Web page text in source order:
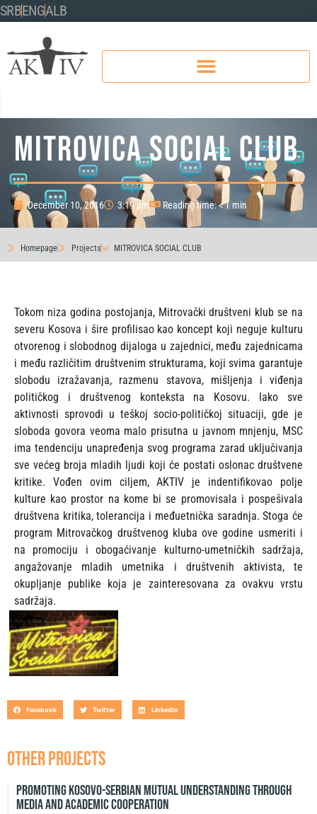
SRBENGALB
MITROVICA SOCIAL CLUB
December 10, 2016 3:19 pm Reading time: < 1 min
Homepage Projects MITROVICA SOCIAL CLUB
Tokom niza godina postojanja, Mitrovački društveni klub se na
severu Kosova i šire profilisao kao koncept koji neguje kulturu
otvorenog i slobodnog dijaloga u zajednici, među zajednicama
i među različitim društvenim strukturama, koji svima garantuje
slobodu izražavanja, razmenu stavova, mišljenja i viđenja
političkog i društvenog konteksta na Kosovu. Iako sve
aktivnosti sprovodi u teškoj socio-političkoj situaciji, gde je
sloboda govora veoma malo prisutna u javnom mnjenju, MSC
ima tendenciju unapređenja svog programa zarad uključivanja
sve većeg broja mladih ljudi koji će postati oslonac društvene
kritike. Vođen ovim ciljem, AKTIV je indentifikovao polje
kulture kao prostor na kome bi se promovisala i pospešivala
društvena kritika, tolerancija i međuetnička saradnja. Stoga će
program Mitrovačkog društvenog kluba ove godine usmeriti i
na promociju i obogaćivanje kulturno-umetničkih sadržaja,
angažovanje mladih umetnika i društvenih aktivista, te
okupljanje publike koja je zainteresovana za ovakvu vrstu
sadržaja.
Facebook Twitter LinkedIn
OTHER PROJECTS
Promoting Kosovo-Serbian Mutual Understanding through
Media and Academic Cooperation